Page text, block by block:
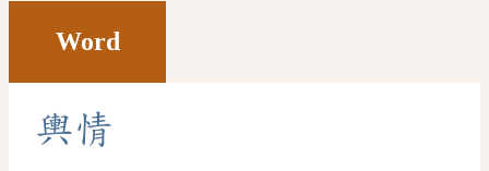
Word
輿情